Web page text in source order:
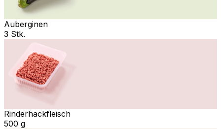
Auberginen
3 Stk.
Rinderhackfleisch
500 g